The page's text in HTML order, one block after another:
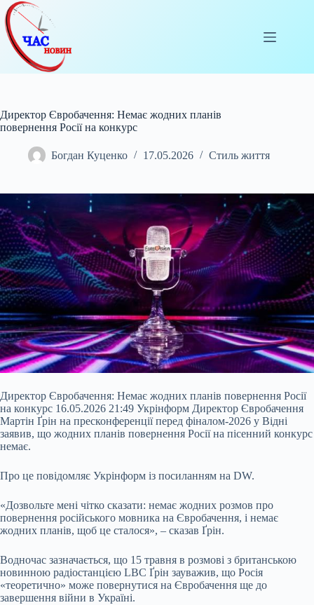
Перейти
до
вмісту
Директор Євробачення: Немає жодних планів
повернення Росії на конкурс
Богдан Куценко 17.05.2026 Стиль життя
Директор Євробачення: Немає жодних планів повернення Росії
на конкурс 16.05.2026 21:49 Укрінформ Директор Євробачення
Мартін Ґрін на пресконференції перед фіналом-2026 у Відні
заявив, що жодних планів повернення Росії на пісенний конкурс
немає.
Про це повідомляє Укрінформ із посиланням на DW.
«Дозвольте мені чітко сказати: немає жодних розмов про
повернення російського мовника на Євробачення, і немає
жодних планів, щоб це сталося», – сказав Ґрін.
Водночас зазначається, що 15 травня в розмові з британською
новинною радіостанцією LBC Ґрін зауважив, що Росія
«теоретично» може повернутися на Євробачення ще до
завершення війни в Україні.